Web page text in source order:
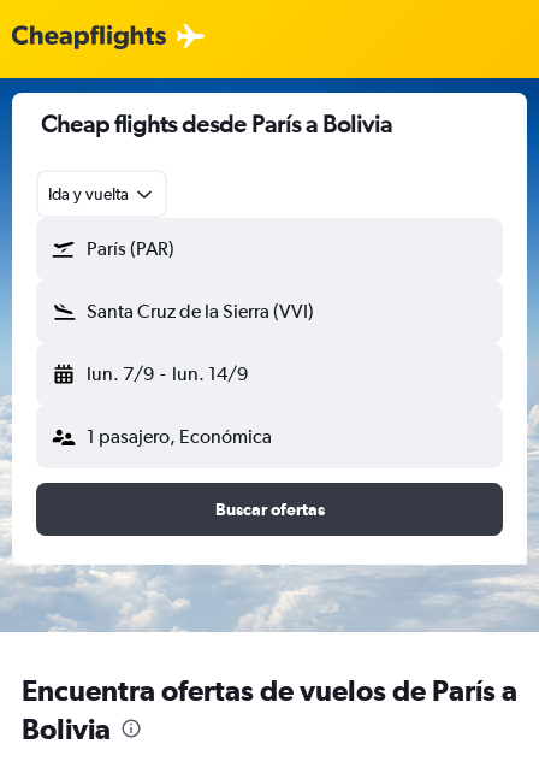
Cheap flights desde París a Bolivia
Ida y vuelta
París (PAR)
Santa Cruz de la Sierra (VVI)
lun. 7/9 - lun. 14/9
1 pasajero, Económica
Buscar ofertas
Encuentra ofertas de vuelos de París a
Bolivia